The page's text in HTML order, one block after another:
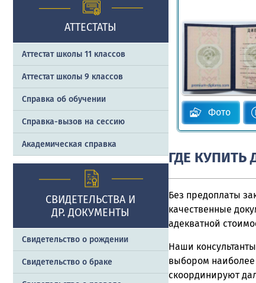
АТТЕСТАТЫ
Аттестат школы 11 классов
Аттестат школы 9 классов
Справка об обучении
Справка-вызов на сессию
Академическая справка
СВИДЕТЕЛЬСТВА И
ДР. ДОКУМЕНТЫ
Свидетельство о рождении
Свидетельство о браке
Фото
ГДЕ КУПИТЬ
Без предоплаты
качественные
адекватной
Наши
выбором
скоординируют